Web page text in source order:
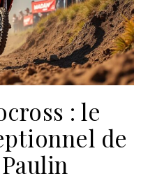
: le
de